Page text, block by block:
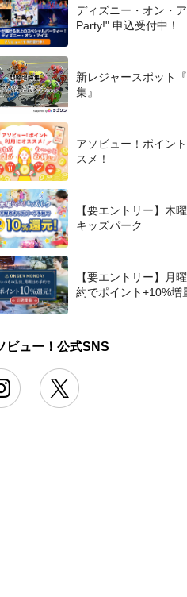
ディズニー・オン・
Party!" 申込受付中！
新レジャースポット
集』
アソビュー！ポイン
スメ！
【要エントリー】木
キッズパーク
【要エントリー】月
約でポイント+10%増
ビュー！公式SNS